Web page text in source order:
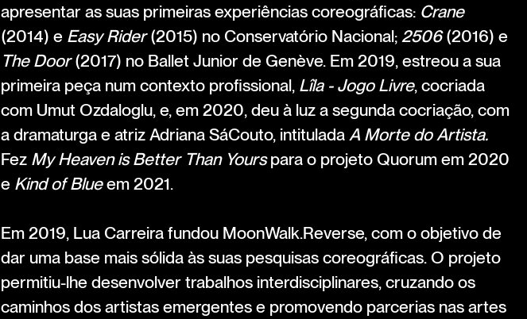
apresentar as suas primeiras experiências coreográficas: Crane
(2014) e Easy Rider(2015) no Conservatório Nacional; 2506(2016) e
The Door(2017) no Ballet Junior de Genève. Em 2019, estreou a sua
primeira peça num contexto profissional, Lîla - Jogo Livre, cocriada
com Umut Ozdaloglu, e, em 2020, deu à luz a segunda cocriação, com
a dramaturga e atriz Adriana SáCouto, intitulada A Morte do Artista.
Fez My Heaven is Better Than Yourspara o projeto Quorum em 2020
e Kind of Blueem 2021.
Em 2019, Lua Carreira fundou MoonWalk.Reverse, com o objetivo de
dar uma base mais sólida às suas pesquisas coreográficas. O projeto
permitiu-lhe desenvolver trabalhos interdisciplinares, cruzando os
caminhos dos artistas emergentes e promovendo parcerias nas artes